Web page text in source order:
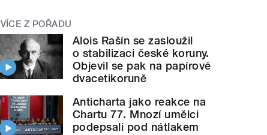
VÍCE Z POŘADU
Alois Rašín se zasloužil
o stabilizaci české koruny.
Objevil se pak na papírové
dvacetikoruně
Anticharta jako reakce na
Chartu 77. Mnozí umělci
podepsali pod nátlakem